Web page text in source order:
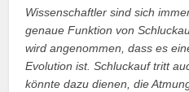
Wissenschaftler sind sich
genaue Funktion von
wird angenommen, dass es
Evolution ist. Schluckauf tritt
könnte dazu dienen, die